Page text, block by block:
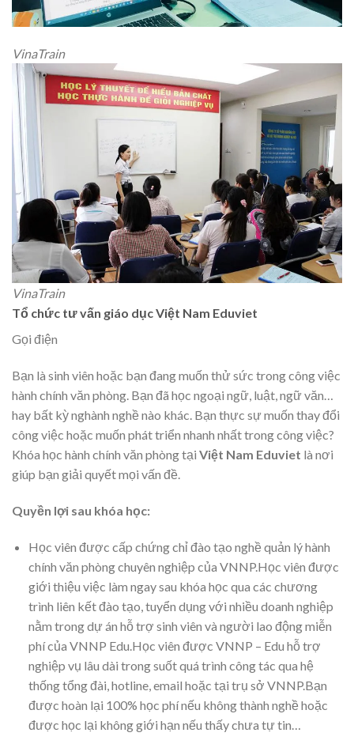
VinaTrain
VinaTrain
Tổ chức tư vấn giáo dục Việt Nam Eduviet
Gọi điện
Bạn là sinh viên hoặc bạn đang muốn thử sức trong công việc
hành chính văn phòng. Bạn đã học ngoại ngữ, luật, ngữ văn…
hay bất kỳ nghành nghề nào khác. Bạn thực sự muốn thay đổi
công việc hoặc muốn phát triển nhanh nhất trong công việc?
Khóa học hành chính văn phòng tại Việt Nam Eduviet là nơi
giúp bạn giải quyết mọi vấn đề.
Quyền lợi sau khóa học:
Học viên được cấp chứng chỉ đào tạo nghề quản lý hành
chính văn phòng chuyên nghiệp của VNNP.Học viên được
giới thiệu việc làm ngay sau khóa học qua các chương
trình liên kết đào tạo, tuyển dụng với nhiều doanh nghiệp
nằm trong dự án hỗ trợ sinh viên và người lao động miễn
phí của VNNP Edu.Học viên được VNNP – Edu hỗ trợ
nghiệp vụ lâu dài trong suốt quá trình công tác qua hệ
thống tổng đài, hotline, email hoặc tại trụ sở VNNP.Bạn
được hoàn lại 100% học phí nếu không thành nghề hoặc
được học lại không giới hạn nếu thấy chưa tự tin…